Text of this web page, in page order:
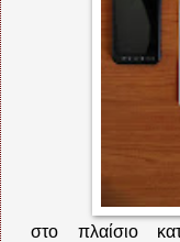
στο πλαίσιο